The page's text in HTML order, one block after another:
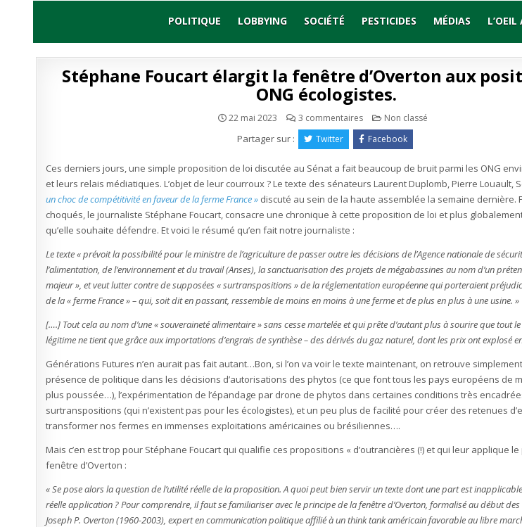
POLITIQUE LOBBYING SOCIÉTÉ PESTICIDES MÉDIAS L’OEIL
Stéphane Foucart élargit la fenêtre d’Overton aux
ONG écologistes.
22 mai 2023 3 commentairessur
Foucart
élargit
la
d’Overton
positions
ONG
écologistes.
Publié
Non classé
Partager sur : Twitter Facebook
Ces derniers jours, une simple proposition de loi discutée au Sénat a fait beaucoup de bruit parmi les ONG
et leurs relais médiatiques. L’objet de leur courroux ? Le texte des sénateurs Laurent Duplomb, Pierre Louault,
un choc de compétitivité en faveur de la ferme France » discuté au sein de la haute assemblée la semaine dernière.
choqués, le journaliste Stéphane Foucart, consacre une chronique à cette proposition de loi et plus
qu’elle souhaite défendre. Et voici le résumé qu’en fait notre journaliste :
Le texte « prévoit la possibilité pour le ministre de l’agriculture de passer outre les décisions de l’Agence nationale de
l’alimentation, de l’environnement et du travail (Anses), la sanctuarisation des projets de mégabassines au nom d’un
majeur », et veut lutter contre de supposées « surtranspositions » de la réglementation européenne qui porteraient
de la « ferme France » – qui, soit dit en passant, ressemble de moins en moins à une ferme et de plus en plus à une usine. »
[….] Tout cela au nom d’une « souveraineté alimentaire » sans cesse martelée et qui prête d’autant plus à sourire que tout le
légitime ne tient que grâce aux importations d’engrais de synthèse – des dérivés du gaz naturel, dont les prix ont explosé
Générations Futures n’en aurait pas fait autant…Bon, si l’on va voir le texte maintenant, on retrouve
présence de politique dans les décisions d’autorisations des phytos (ce que font tous les pays européens de
plus poussée…), l’expérimentation de l’épandage par drone de phytos dans certaines conditions très
surtranspositions (qui n’existent pas pour les écologistes), et un peu plus de facilité pour créer des retenues
transformer nos fermes en immenses exploitations américaines ou brésiliennes….
Mais c’en est trop pour Stéphane Foucart qui qualifie ces propositions « d’outrancières (!) et qui leur applique
fenêtre d’Overton :
« Se pose alors la question de l’utilité réelle de la proposition. A quoi peut bien servir un texte dont une part est
réelle application ? Pour comprendre, il faut se familiariser avec le principe de la fenêtre d’Overton, formalisé au début
Joseph P. Overton (1960-2003), expert en communication politique affilié à un think tank américain favorable au libre